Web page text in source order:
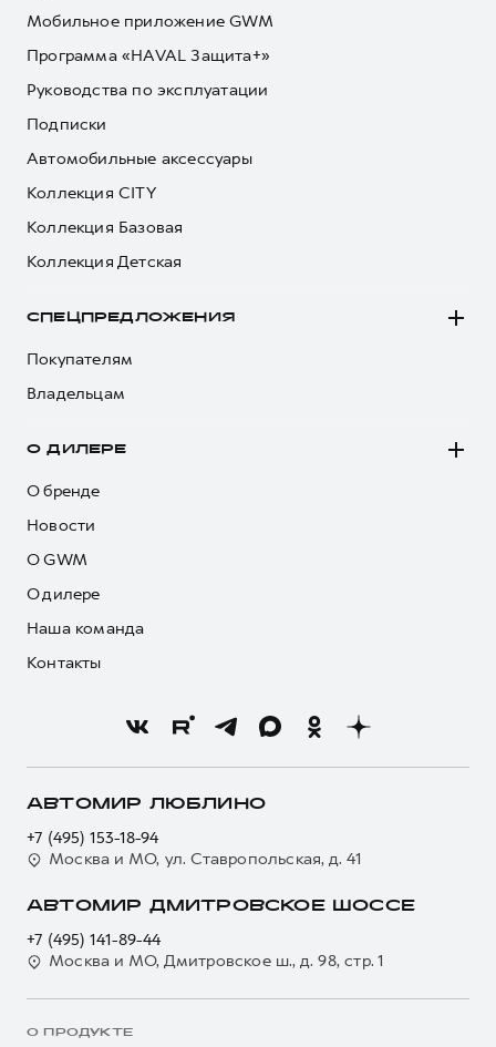
Мобильное приложение GWM
Программа «HAVAL Защита+»
Руководства по эксплуатации
Подписки
Автомобильные аксессуары
Коллекция CITY
Коллекция Базовая
Коллекция Детская
СПЕЦПРЕДЛОЖЕНИЯ
Покупателям
Владельцам
О ДИЛЕРЕ
О бренде
Новости
О GWM
О дилере
Наша команда
Контакты
АВТОМИР ЛЮБЛИНО
+7 (495) 153-18-94
Москва и МО, ул. Ставропольская, д. 41
АВТОМИР ДМИТРОВСКОЕ ШОССЕ
+7 (495) 141-89-44
Москва и МО, Дмитровское ш., д. 98, стр. 1
О ПРОДУКТЕ